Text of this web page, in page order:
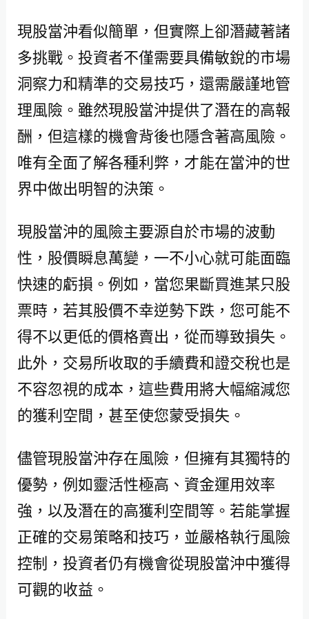
現股當沖看似簡單，但實際上卻潛藏著諸
多挑戰。投資者不僅需要具備敏銳的市場
洞察力和精準的交易技巧，還需嚴謹地管
理風險。雖然現股當沖提供了潛在的高報
酬，但這樣的機會背後也隱含著高風險。
唯有全面了解各種利弊，才能在當沖的世
界中做出明智的決策。
現股當沖的風險主要源自於市場的波動
性，股價瞬息萬變，一不小心就可能面臨
快速的虧損。例如，當您果斷買進某只股
票時，若其股價不幸逆勢下跌，您可能不
得不以更低的價格賣出，從而導致損失。
此外，交易所收取的手續費和證交稅也是
不容忽視的成本，這些費用將大幅縮減您
的獲利空間，甚至使您蒙受損失。
儘管現股當沖存在風險，但擁有其獨特的
優勢，例如靈活性極高、資金運用效率
強，以及潛在的高獲利空間等。若能掌握
正確的交易策略和技巧，並嚴格執行風險
控制，投資者仍有機會從現股當沖中獲得
可觀的收益。